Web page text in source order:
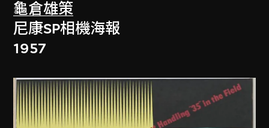
龜倉雄策
尼康SP相機海報
1957